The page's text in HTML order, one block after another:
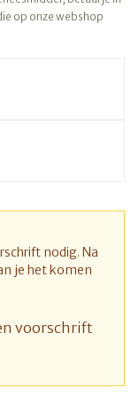
op onze webshop
nodig. Na
je het komen
voorschrift